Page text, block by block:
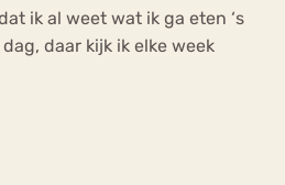
ik al weet wat ik ga eten ‘s
daar kijk ik elke week